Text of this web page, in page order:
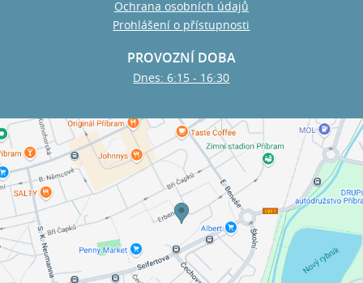
Ochrana osobních údajů
Prohlášení o přístupnosti
PROVOZNÍ DOBA
Dnes: 6:15 - 16:30